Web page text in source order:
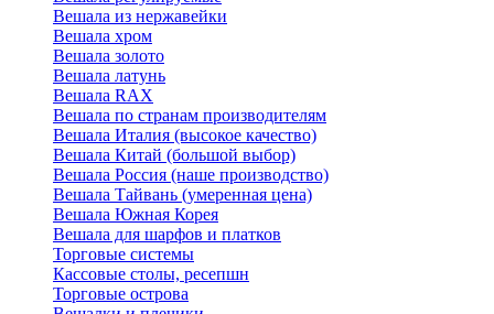
Вешала из нержавейки
Вешала хром
Вешала золото
Вешала латунь
Вешала RAX
Вешала по странам производителям
Вешала Италия (высокое качество)
Вешала Китай (большой выбор)
Вешала Россия (наше производство)
Вешала Тайвань (умеренная цена)
Вешала Южная Корея
Вешала для шарфов и платков
Торговые системы
Кассовые столы, ресепшн
Торговые острова